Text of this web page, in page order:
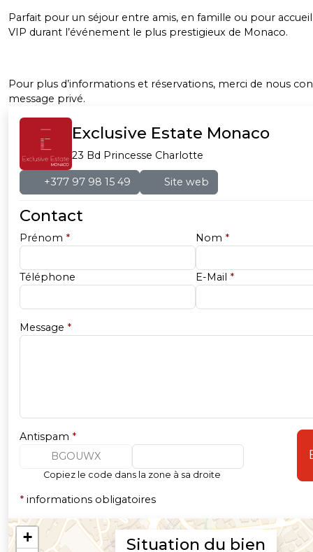
Parfait pour un séjour entre amis, en famille ou pour
VIP durant l’événement le plus prestigieux de Monaco.
Pour plus d’informations et réservations, merci de nous
message privé.
Exclusive Estate Monaco
23 Bd Princesse Charlotte
+377 97 98 15 49 Site web
Contact
Prénom * Nom *
Téléphone E-Mail *
Message *
Antispam *
BGOUWX
Copiez le code dans la zone à sa droite
* informations obligatoires
Situation du bien